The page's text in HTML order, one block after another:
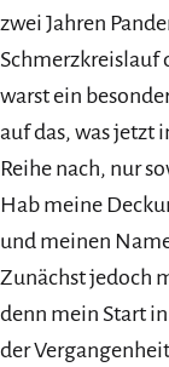
zwei Jahren
Schmerzkreislauf
warst ein
auf das, was jetzt
Reihe nach, nur
Hab meine
und meinen
Zunächst jedoch
denn mein Start
der